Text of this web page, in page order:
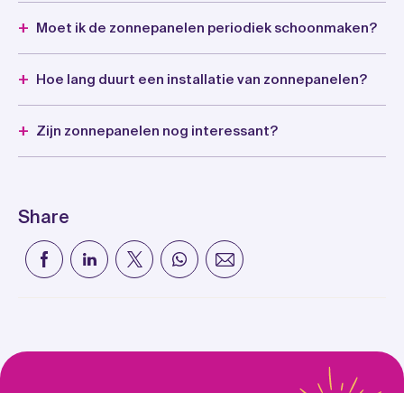
Moet ik de zonnepanelen periodiek schoonmaken?
Hoe lang duurt een installatie van zonnepanelen?
Zijn zonnepanelen nog interessant?
Share